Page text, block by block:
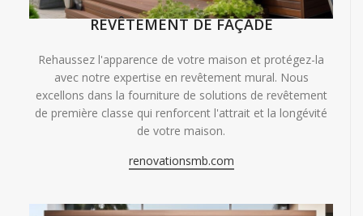
REVÊTEMENT DE FAÇADE
Rehaussez l'apparence de votre maison et protégez-la
avec notre expertise en revêtement mural. Nous
excellons dans la fourniture de solutions de revêtement
de première classe qui renforcent l'attrait et la longévité
de votre maison.
renovationsmb.com